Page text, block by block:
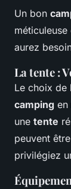
Un bon
aurez
La tente :
Le choix de
camping en
une tente
peuvent
privilégiez